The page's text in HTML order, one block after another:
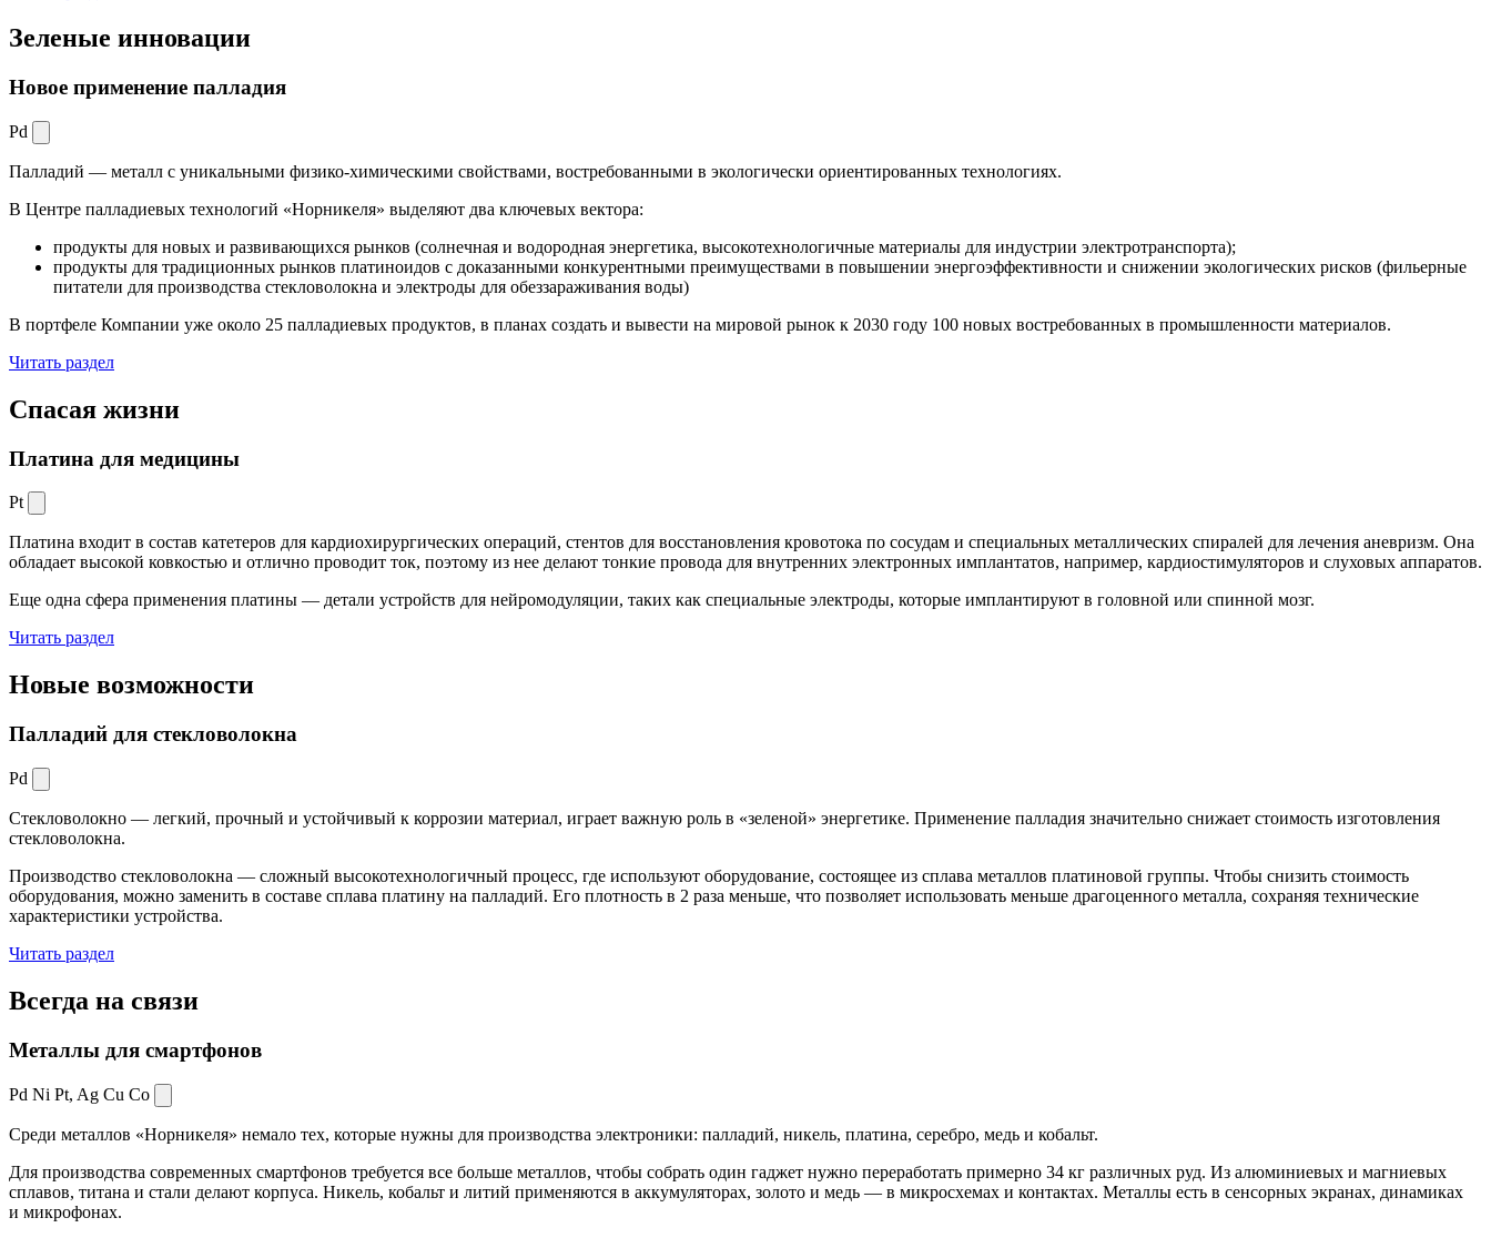
Зеленые инновации
Новое применение палладия
Pd
Палладий — металл с уникальными физико-химическими свойствами, востребованными в экологически ориентированных технологиях.
В Центре палладиевых технологий «Норникеля» выделяют два ключевых вектора:
продукты для новых и развивающихся рынков (солнечная и водородная энергетика, высокотехнологичные материалы для индустрии электротранспорта);
продукты для традиционных рынков платиноидов с доказанными конкурентными преимуществами в повышении энергоэффективности и снижении экологических рисков (фильерные
питатели для производства стекловолокна и электроды для обеззараживания воды)
В портфеле Компании уже около 25 палладиевых продуктов, в планах создать и вывести на мировой рынок к 2030 году 100 новых востребованных в промышленности материалов.
Читать раздел
Спасая жизни
Платина для медицины
Pt
Платина входит в состав катетеров для кардиохирургических операций, стентов для восстановления кровотока по сосудам и специальных металлических спиралей для лечения аневризм. Она
обладает высокой ковкостью и отлично проводит ток, поэтому из нее делают тонкие провода для внутренних электронных имплантатов, например, кардиостимуляторов и слуховых аппаратов.
Еще одна сфера применения платины — детали устройств для нейромодуляции, таких как специальные электроды, которые имплантируют в головной или спинной мозг.
Читать раздел
Новые возможности
Палладий для стекловолокна
Pd
Стекловолокно — легкий, прочный и устойчивый к коррозии материал, играет важную роль в «зеленой» энергетике. Применение палладия значительно снижает стоимость изготовления
стекловолокна.
Производство стекловолокна — сложный высокотехнологичный процесс, где используют оборудование, состоящее из сплава металлов платиновой группы. Чтобы снизить стоимость
оборудования, можно заменить в составе сплава платину на палладий. Его плотность в 2 раза меньше, что позволяет использовать меньше драгоценного металла, сохраняя технические
характеристики устройства.
Читать раздел
Всегда на связи
Металлы для смартфонов
Pd Ni Pt, Ag Cu Co
Среди металлов «Норникеля» немало тех, которые нужны для производства электроники: палладий, никель, платина, серебро, медь и кобальт.
Для производства современных смартфонов требуется все больше металлов, чтобы собрать один гаджет нужно переработать примерно 34 кг различных руд. Из алюминиевых и магниевых
сплавов, титана и стали делают корпуса. Никель, кобальт и литий применяются в аккумуляторах, золото и медь — в микросхемах и контактах. Металлы есть в сенсорных экранах, динамиках
и микрофонах.